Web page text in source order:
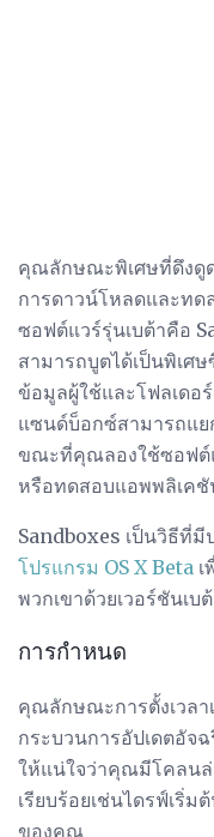
คุณลักษณะพิเศษที่ดึงดูด
การดาวน์โหลดและท
ซอฟต์แวร์รุ่นเบต้าคือ
สามารถบูตได้เป็นพิเศ
ข้อมูลผู้ใช้และโฟลเดอ
แซนด์บ็อกซ์สามารถแ
ขณะที่คุณลองใช้ซอฟต์แ
หรือทดสอบแอพพลิเคชั
Sandboxes เป็นวิธีที่
โปรแกรม OS X Beta
พวกเขาด้วยเวอร์ชันเบ
การกำหนด
คุณลักษณะการตั้งเวลา
กระบวนการอัปเดตอัจ
ให้แน่ใจว่าคุณมีโคลนล่
เรียบร้อยเช่นไดรฟ์เริ่
ของคุณ